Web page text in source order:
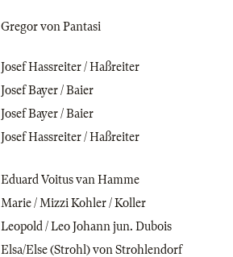
Gregor von Pantasi
Josef Hassreiter / Haßreiter
Josef Bayer / Baier
Josef Bayer / Baier
Josef Hassreiter / Haßreiter
Eduard Voitus van Hamme
Marie / Mizzi Kohler / Koller
Leopold / Leo Johann jun. Dubois
Elsa/Else (Strohl) von Strohlendorf